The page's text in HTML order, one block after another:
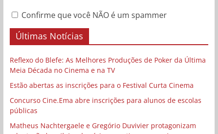
Confirme que você NÃO é um spammer
Últimas Notícias
Reflexo do Blefe: As Melhores Produções de Poker da Última
Meia Década no Cinema e na TV
Estão abertas as inscrições para o Festival Curta Cinema
Concurso Cine.Ema abre inscrições para alunos de escolas
públicas
Matheus Nachtergaele e Gregório Duvivier protagonizam